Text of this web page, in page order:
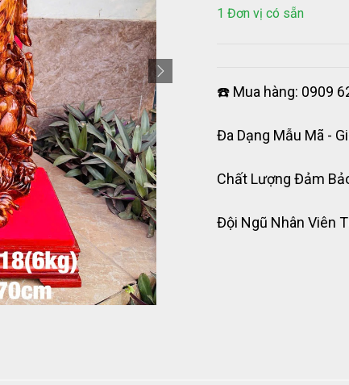
1 Đơn vị có sẵn
☎️ Mua hàng: 0909
Đa Dạng Mẫu Mã -
Chất Lượng Đảm
Đội Ngũ Nhân Viên